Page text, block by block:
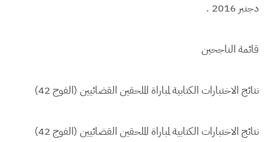
دجنبر 2016 .
قائمة الناجحين
نتائج الاختبارات الكتابية لمباراة الملحقين القضائيين (الفوج 42)
نتائج الاختبارات الكتابية لمباراة الملحقين القضائيين (الفوج 42)